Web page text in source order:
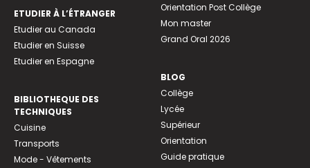
ETUDIER À L’ÉTRANGER
Etudier au Canada
Etudier en Suisse
Etudier en Espagne
BIBLIOTHEQUE DES
TECHNIQUES
Cuisine
Transports
Mode - Vêtements
Orientation Post Collège
Mon master
Grand Oral 2026
BLOG
Collège
Lycée
Supérieur
Orientation
Guide pratique